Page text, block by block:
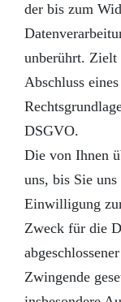
der bis zum
unberührt. Zielt
Abschluss
DSGVO.
Die von Ihnen
uns, bis Sie
Einwilligung
Zweck für die
Zwingende